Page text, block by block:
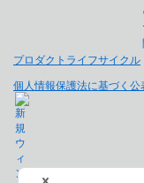
プロダクトライフサイクル
個人情報保護法に基づく公